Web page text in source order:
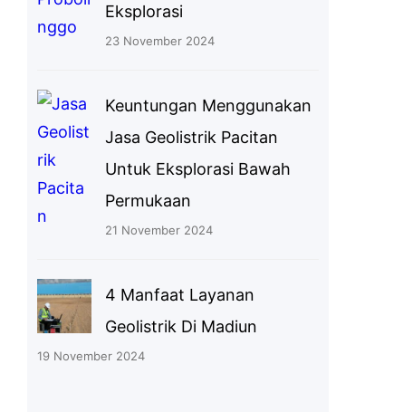
Eksplorasi
23 November 2024
Keuntungan Menggunakan
Jasa Geolistrik Pacitan
Untuk Eksplorasi Bawah
Permukaan
21 November 2024
4 Manfaat Layanan
Geolistrik Di Madiun
19 November 2024